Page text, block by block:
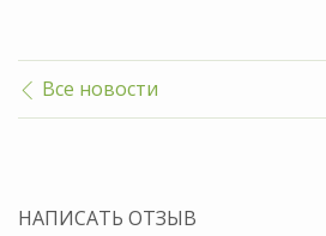
Все новости
НАПИСАТЬ ОТЗЫВ